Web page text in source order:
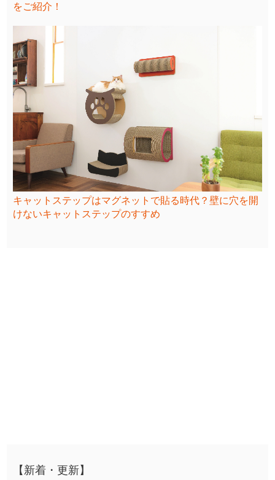
をご紹介！
キャットステップはマグネットで貼る時代？壁に穴を開
けないキャットステップのすすめ
【新着・更新】